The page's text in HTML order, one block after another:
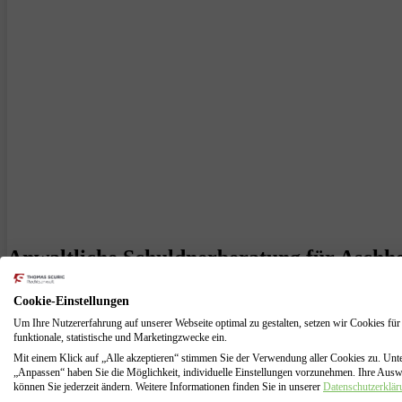
Anwaltliche Schuldnerberatung für
Sie stecken in Aschheim in finanziellen Schwierigkeiten und wollen
von mir zu Ihrem Weg aus den Schulden beraten!
Wir können Ihnen bei einer erfolgreichen Privatinsolvenz helfen.
Die neue Insolvenzordnung vom 17. Dezember 2020 verkürzt die
Lebensstart.
Cookie-Einstellungen
Um Ihre Nutzererfahrung auf unserer Webseite optimal zu gestalten, setzen wir Cookies für
funktionale, statistische und Marketingzwecke ein.
Mit einem Klick auf „Alle akzeptieren“ stimmen Sie der Verwendung aller Cookies zu.
„Anpassen“ haben Sie die Möglichkeit, individuelle Einstellungen vorzunehmen. Ihre
können Sie jederzeit ändern. Weitere Informationen finden Sie in unserer